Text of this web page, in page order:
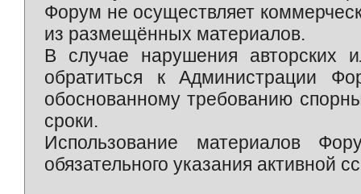
Форум не осуществляет
из размещённых материалов.
В случае нарушения авторских
обратиться к Администрации
обоснованному требованию
сроки.
Использование материалов
обязательного указания активной